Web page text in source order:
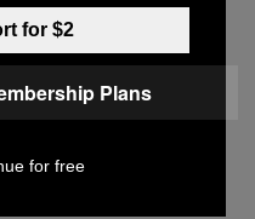
Ty pak
se pak v
nová
úkol ji uklidnit a
trval několik
for $2
Plans
for free